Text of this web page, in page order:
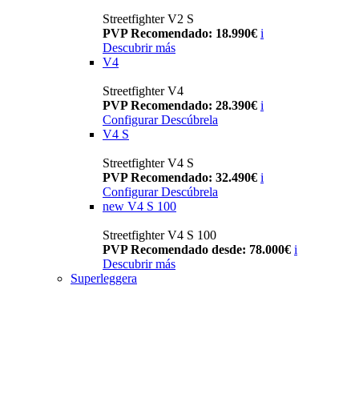
Streetfighter V2 S
PVP Recomendado: 18.990€ i
Descubrir más
V4
Streetfighter V4
PVP Recomendado: 28.390€ i
Configurar Descúbrela
V4 S
Streetfighter V4 S
PVP Recomendado: 32.490€ i
Configurar Descúbrela
new V4 S 100
Streetfighter V4 S 100
PVP Recomendado desde: 78.000€ i
Descubrir más
Superleggera